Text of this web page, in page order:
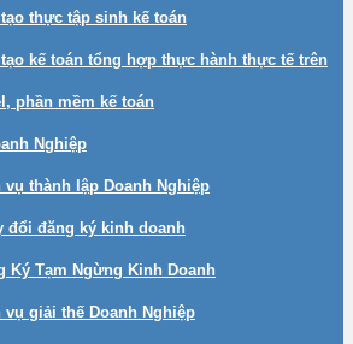
thực tập sinh kế toán
kế toán tổng hợp thực hành thực tế trên
phần mềm kế toán
Nghiệp
vụ thành lập Doanh Nghiệp
đổi đăng ký kinh doanh
Ký Tạm Ngừng Kinh Doanh
vụ giải thế Doanh Nghiệp